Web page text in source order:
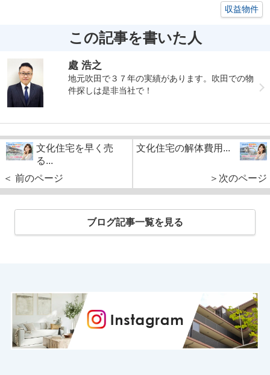
収益物件
この記事を書いた人
處 浩之
地元吹田で３７年の実績があります。吹田での物
件探しは是非当社で！
文化住宅を早く売
る...
＜ 前のページ
文化住宅の解体費用...
＞次のページ
ブログ記事一覧を見る